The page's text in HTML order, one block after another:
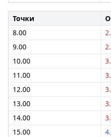
Точки
8.00
9.00
10.00
11.00
12.00
13.00
14.00
15.00